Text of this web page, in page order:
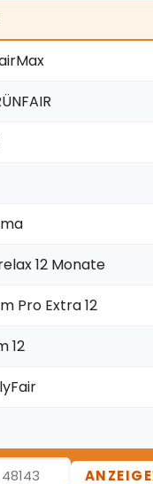
kWh
12 Monate
Pro Extra 12
12